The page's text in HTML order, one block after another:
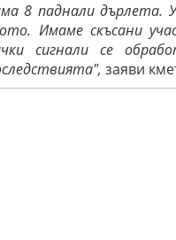
8 паднали дърлета.
Имаме скъсани
сигнали се
заяви